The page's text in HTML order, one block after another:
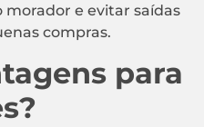
morador e evitar saídas
compras.
para